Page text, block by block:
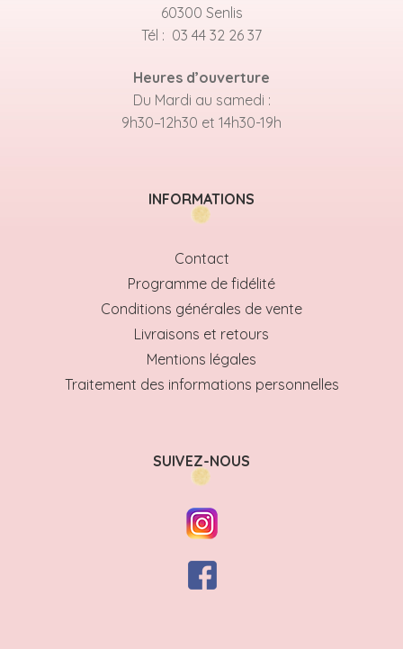
60300 Senlis
Tél : 03 44 32 26 37
Heures d’ouverture
Du Mardi au samedi :
9h30–12h30 et 14h30-19h
INFORMATIONS
Contact
Programme de fidélité
Conditions générales de vente
Livraisons et retours
Mentions légales
Traitement des informations personnelles
SUIVEZ-NOUS